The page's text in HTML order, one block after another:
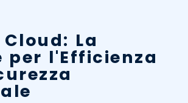
La
per l'Efficienza